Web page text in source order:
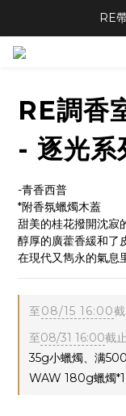
RE
RE調香
- 逐光系
-青香西普
*附香氛蠟燭木蓋
甜美的桂花撥開沈寂
醇厚的廣藿香緩和了
在現代又雋永的氣息
至08/15 16:00
至08/31 16:00截止
35g小蠟燭、满
WAW 180g蠟燭*1